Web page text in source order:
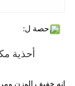
حصة ل:
أحذية
إنه خفيف الوزن